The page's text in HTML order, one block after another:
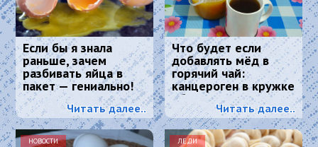
Если бы я знала
раньше, зачем
разбивать яйца в
пакет — гениально!
Читать далее..
Что будет если
добавлять мёд в
горячий чай:
канцероген в кружке
обеспечен?
Читать далее..
НОВОСТИ ЛЕДИ